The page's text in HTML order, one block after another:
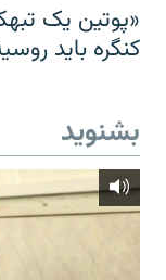
«پوتین یک
کنگره باید
بشنوید